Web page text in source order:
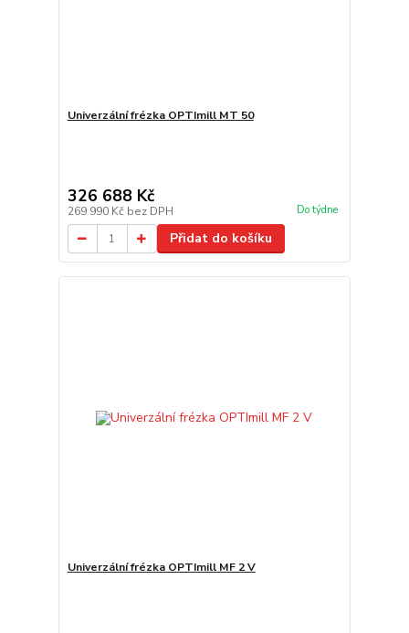
Univerzální frézka OPTImill MT 50
326 688 Kč
269 990 Kč bez DPH Do týdne
Přidat do košíku
Univerzální frézka OPTImill MF 2 V